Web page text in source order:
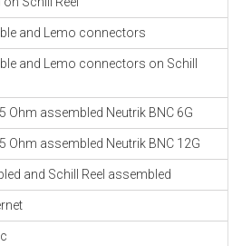
and Lemo connectors
and Lemo connectors on Schill
Ohm assembled Neutrik BNC 6G
Ohm assembled Neutrik BNC 12G
and Schill Reel assembled